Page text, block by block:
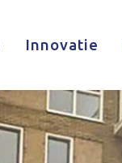
Innovatie